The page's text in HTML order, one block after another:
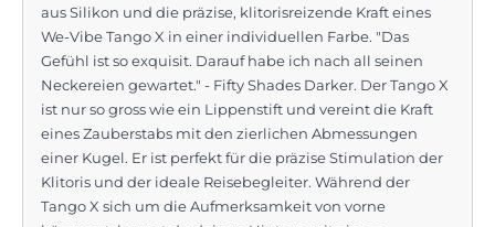
aus Silikon und die präzise, klitorisreizende Kraft eines
We-Vibe Tango X in einer individuellen Farbe. "Das
Gefühl ist so exquisit. Darauf habe ich nach all seinen
Neckereien gewartet." - Fifty Shades Darker. Der Tango X
ist nur so gross wie ein Lippenstift und vereint die Kraft
eines Zauberstabs mit den zierlichen Abmessungen
einer Kugel. Er ist perfekt für die präzise Stimulation der
Klitoris und der ideale Reisebegleiter. Während der
Tango X sich um die Aufmerksamkeit von vorne